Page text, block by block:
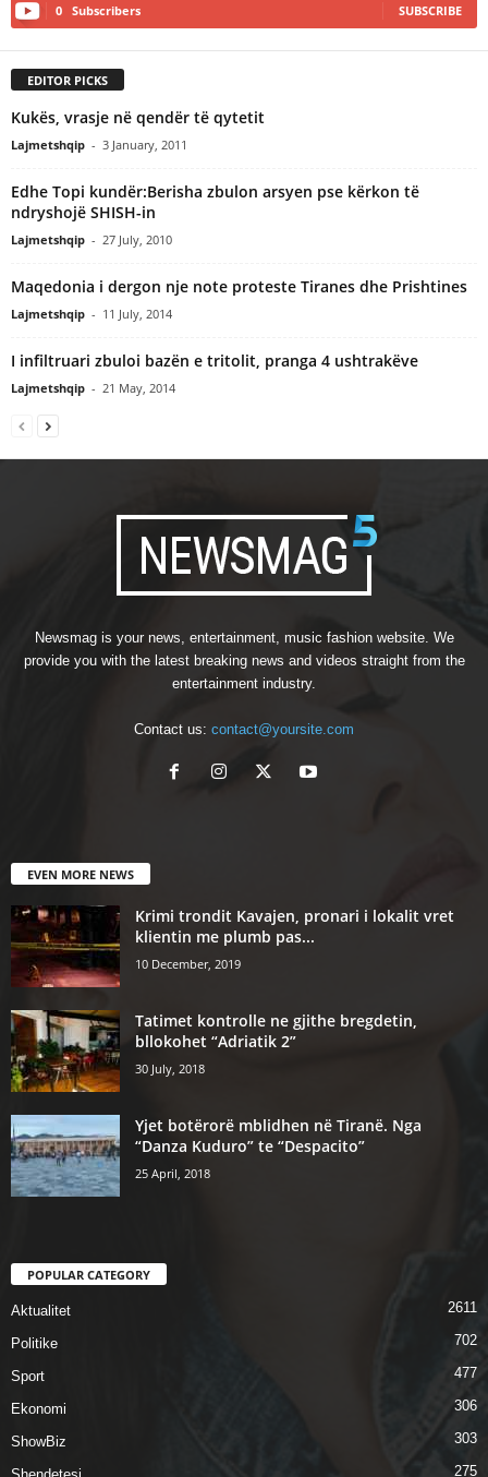
0 Subscribers SUBSCRIBE
EDITOR PICKS
Kukës, vrasje në qendër të qytetit
Lajmetshqip - 3 January, 2011
Edhe Topi kundër:Berisha zbulon arsyen pse kërkon të
ndryshojë SHISH-in
Lajmetshqip - 27 July, 2010
Maqedonia i dergon nje note proteste Tiranes dhe Prishtines
Lajmetshqip - 11 July, 2014
I infiltruari zbuloi bazën e tritolit, pranga 4 ushtrakëve
Lajmetshqip - 21 May, 2014
Newsmag is your news, entertainment, music fashion website. We
provide you with the latest breaking news and videos straight from the
entertainment industry.
Contact us: contact@yoursite.com
EVEN MORE NEWS
Krimi trondit Kavajen, pronari i lokalit vret
klientin me plumb pas...
10 December, 2019
Tatimet kontrolle ne gjithe bregdetin,
bllokohet “Adriatik 2”
30 July, 2018
Yjet botërorë mblidhen në Tiranë. Nga
“Danza Kuduro” te “Despacito”
25 April, 2018
POPULAR CATEGORY
Aktualitet 2611
Politike 702
Sport 477
Ekonomi 306
ShowBiz 303
275